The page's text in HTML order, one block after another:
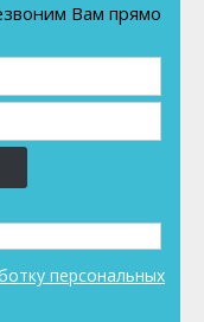
Вам прямо
персональных